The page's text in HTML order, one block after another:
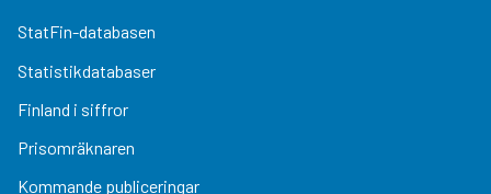
StatFin-databasen
Statistikdatabaser
Finland i siffror
Prisomräknaren
Kommande publiceringar